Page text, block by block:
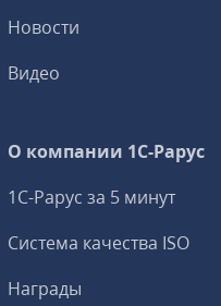
Новости
Видео
О компании 1C-Рарус
1С-Рарус за 5 минут
Система качества ISO
Награды